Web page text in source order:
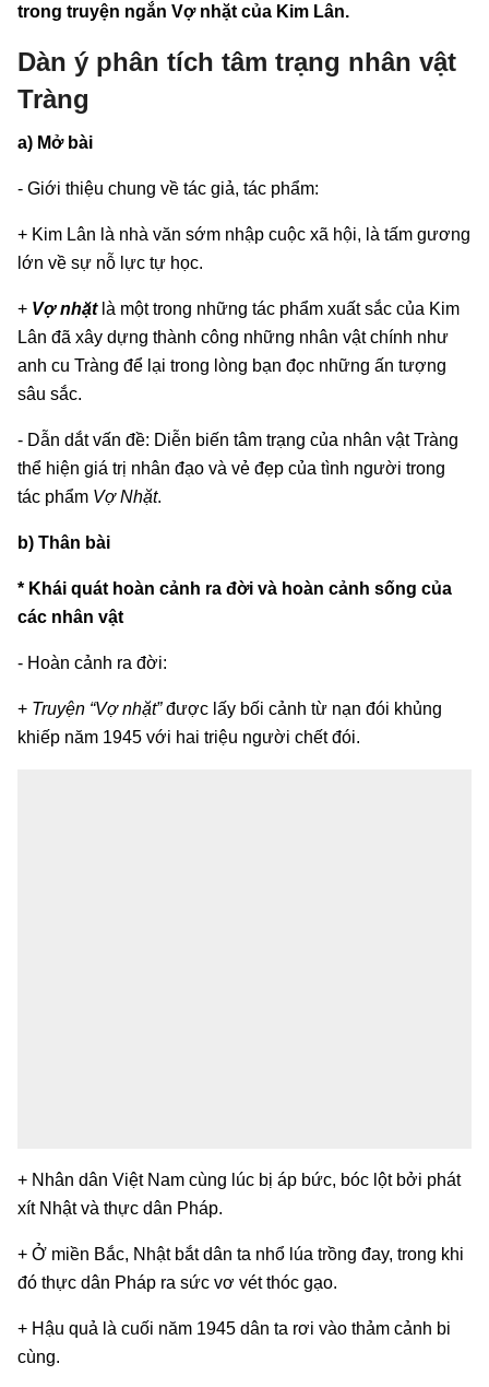
trong truyện ngắn Vợ nhặt của Kim Lân.
Dàn ý phân tích tâm trạng nhân vật
Tràng
a) Mở bài
- Giới thiệu chung về tác giả, tác phẩm:
+ Kim Lân là nhà văn sớm nhập cuộc xã hội, là tấm gương
lớn về sự nỗ lực tự học.
+ Vợ nhặtlà một trong những tác phẩm xuất sắc của Kim
Lân đã xây dựng thành công những nhân vật chính như
anh cu Tràng để lại trong lòng bạn đọc những ấn tượng
sâu sắc.
- Dẫn dắt vấn đề: Diễn biến tâm trạng của nhân vật Tràng
thể hiện giá trị nhân đạo và vẻ đẹp của tình người trong
tác phẩm Vợ Nhặt.
b) Thân bài
* Khái quát hoàn cảnh ra đời và hoàn cảnh sống của
các nhân vật
- Hoàn cảnh ra đời:
+ Truyện “Vợ nhặt”được lấy bối cảnh từ nạn đói khủng
khiếp năm 1945 với hai triệu người chết đói.
+ Nhân dân Việt Nam cùng lúc bị áp bức, bóc lột bởi phát
xít Nhật và thực dân Pháp.
+ Ở miền Bắc, Nhật bắt dân ta nhổ lúa trồng đay, trong khi
đó thực dân Pháp ra sức vơ vét thóc gạo.
+ Hậu quả là cuối năm 1945 dân ta rơi vào thảm cảnh bi
cùng.